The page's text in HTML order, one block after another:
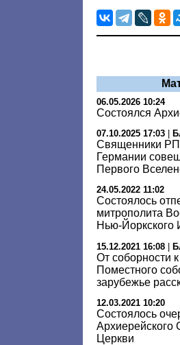
06.05.2026 10:24
Состоялся
07.10.2025 17:03
Священники
Германии
Первого
24.05.2022 11:02
Состоялось
митрополита
Нью-Йоркского
15.12.2021 16:08 |
От соборности
Поместного
зарубежье
12.03.2021 10:20
Состоялось
Архиерейского
Церкви